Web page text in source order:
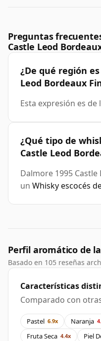
Preguntas
Castle Leod
¿De qué región
Leod Bordeaux
Esta expresión es
¿Qué tipo de
Castle Leod
Dalmore 1995 Castle
un Whisky escocés
Perfil aromático de
Basado en 105 reseñas
Características
Comparado con
Pastel 6.9x Naranja
Fruta Seca 4.4x Piel